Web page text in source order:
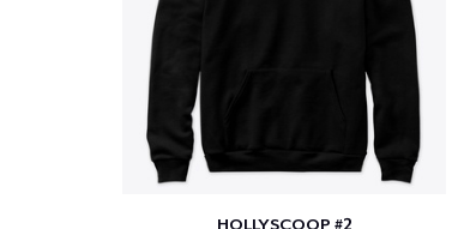
HOLLYSCOOP #2